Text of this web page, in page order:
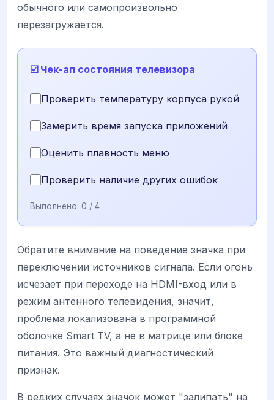
обычного или самопроизвольно
перезагружается.
☑️ Чек-ап состояния телевизора
Проверить температуру корпуса рукой
Замерить время запуска приложений
Оценить плавность меню
Проверить наличие других ошибок
Выполнено: 0 / 4
Обратите внимание на поведение значка при
переключении источников сигнала. Если огонь
исчезает при переходе на HDMI-вход или в
режим антенного телевидения, значит,
проблема локализована в программной
оболочке Smart TV, а не в матрице или блоке
питания. Это важный диагностический
признак.
В редких случаях значок может "залипать" на